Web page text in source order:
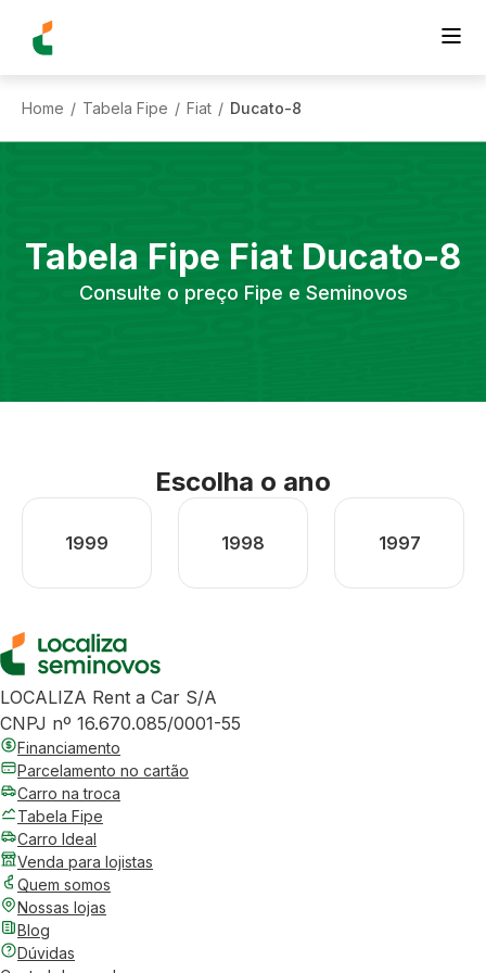
Home / Tabela Fipe / Fiat / Ducato-8
Tabela Fipe Fiat Ducato-8
Consulte o preço Fipe e Seminovos
Escolha o ano
1999 1998 1997
LOCALIZA Rent a Car S/A
CNPJ nº 16.670.085/0001-55
Financiamento
Parcelamento no cartão
Carro na troca
Tabela Fipe
Carro Ideal
Venda para lojistas
Quem somos
Nossas lojas
Blog
Dúvidas